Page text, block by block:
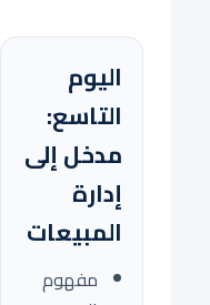
اليوم
التاسع:
مدخل إلى
إدارة
المبيعات
مفهوم